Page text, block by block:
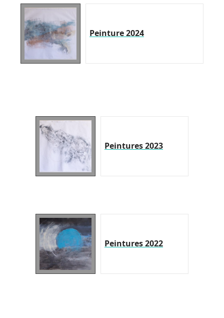
Peinture 2024
Peintures 2023
Peintures 2022